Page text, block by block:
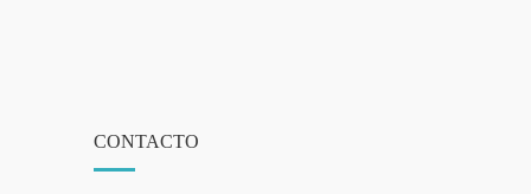
CONTACTO